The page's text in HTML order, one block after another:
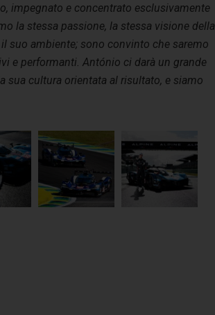
impegnato e concentrato esclusivamente
la stessa passione, la stessa visione della
suo ambiente; sono convinto che saremo
e performanti. António ci darà un grande
sua cultura orientata al risultato, e siamo